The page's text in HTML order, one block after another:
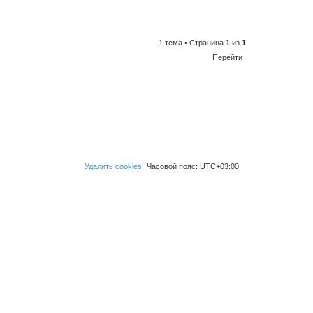
1 тема • Страница 1 из 1
Перейти
Часовой пояс: UTC+03:00
Удалить cookies